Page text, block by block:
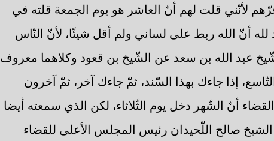
لأنّني قلت لهم أنّ العاشر هو يوم الجمعة قلته في
أنّ الله ربط على لساني ولم أقل شيئًا، لأنّ النّاس
عبد الله بن سعد عن الشّيخ بن قعود وكلاهما معروف
إذا جاءك بهذا السّند، ثمّ جاءك آخر، ثمّ آخرون
أنّ الشّهر دخل يوم الثّلاثاء، لكن الذي سمعته أيضا
صالح اللّحيدان رئيس المجلس الأعلى للقضاء